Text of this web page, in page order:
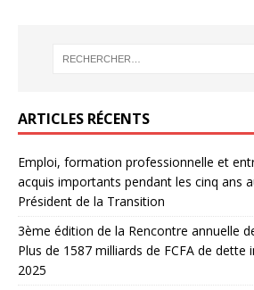
ARTICLES RÉCENTS
Emploi, formation professionnelle et
acquis importants pendant les cinq ans
Président de la Transition
3ème édition de la Rencontre annuelle
Plus de 1587 milliards de FCFA de dette
2025